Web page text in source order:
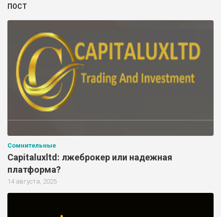
ПОСТ
Сомнительные
Capitaluxltd: лжеброкер или надежная
платформа?
14 августа, 2025